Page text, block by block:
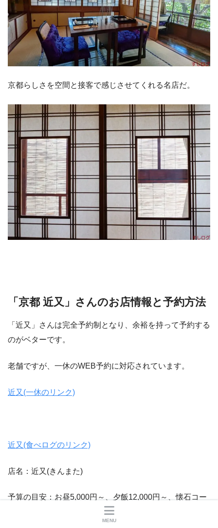
京都らしさを空間と接客で感じさせてくれる名店だ。
「京都 近又」さんのお店情報と予約方法
「近又」さんは完全予約制となり、余裕を持って予約する
のがベターです。
老舗ですが、一休のWEB予約に対応されています。
近又(一休のリンク)
近又(食べログのリンク)
店名：近又(きんまた)
予算の目安：お昼5,000円～、夕飯12,000円～、懐石コー
MENU